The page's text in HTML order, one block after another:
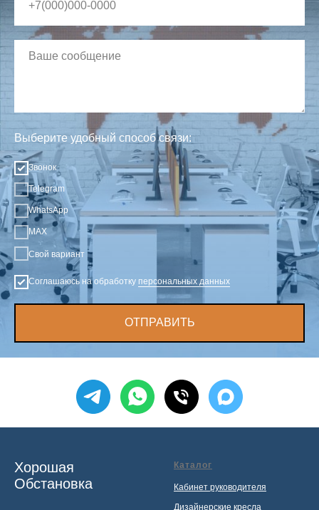
Выберите удобный способ связи:
Звонок
Telegram
WhatsApp
MAX
Свой вариант
Соглашаюсь на обработку персональных данных
ОТПРАВИТЬ
Хорошая
Обстановка
Каталог
Кабинет руководителя
Дизайнерские кресла